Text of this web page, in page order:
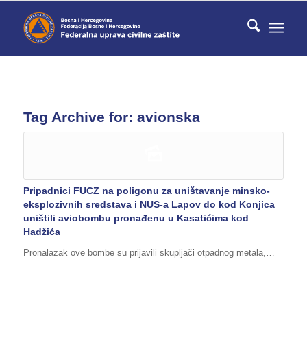
Tag Archive for: avionska
Pripadnici FUCZ na poligonu za uništavanje minsko-
eksplozivnih sredstava i NUS-a Lapov do kod Konjica
uništili aviobombu pronađenu u Kasatićima kod
Hadžića
Pronalazak ove bombe su prijavili skupljači otpadnog metala,…